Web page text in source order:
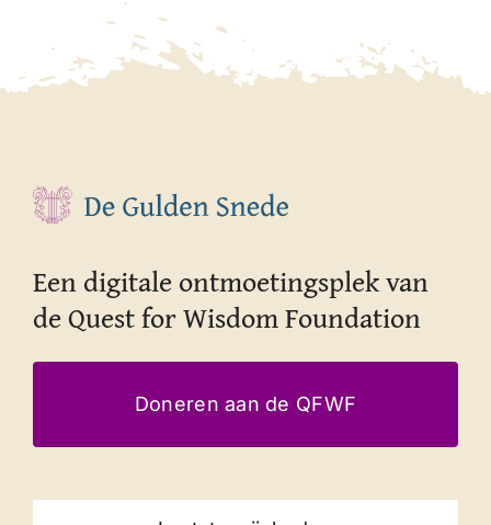
Een digitale ontmoetingsplek van
de Quest for Wisdom Foundation
Doneren aan de QFWF